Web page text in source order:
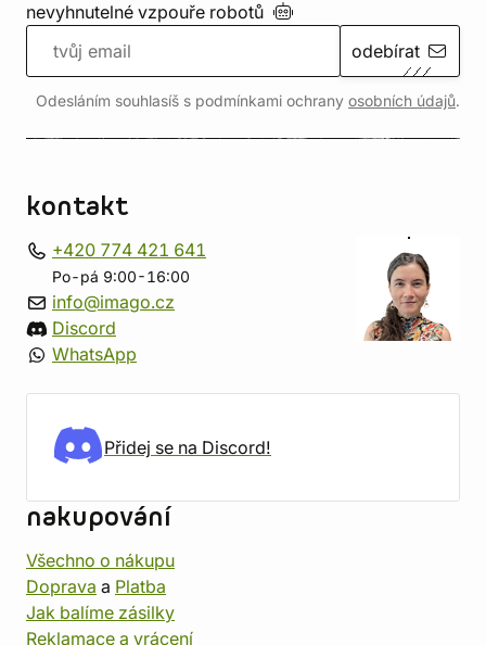
nevyhnutelné vzpouře robotů
odebírat
Odesláním souhlasíš s podmínkami ochrany osobních údajů.
kontakt
+420 774 421 641
Po-pá 9:00-16:00
info@imago.cz
Discord
WhatsApp
Přidej se na Discord!
nakupování
Všechno o nákupu
Doprava a Platba
Jak balíme zásilky
Reklamace a vrácení